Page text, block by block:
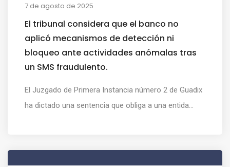
7 de agosto de 2025
El tribunal considera que el banco no
aplicó mecanismos de detección ni
bloqueo ante actividades anómalas tras
un SMS fraudulento.
El Juzgado de Primera Instancia número 2 de Guadix
ha dictado una sentencia que obliga a una entida...